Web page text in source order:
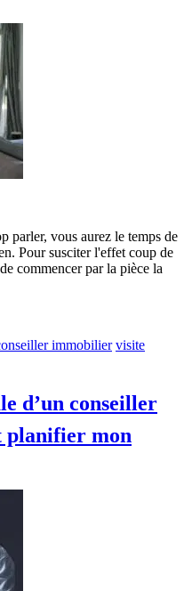
parler, vous aurez le temps de
Pour susciter l'effet coup de
commencer par la pièce la
immobilier visite
d’un conseiller
planifier mon